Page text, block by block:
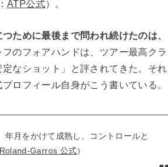
ATP公式）。
ために最後まで問われ続けたのは、
のフォアハンドは、ツアー最高クラ
なショット」と評されてきた。それ
ロフィール自身がこう書いている。
年月をかけて成熟し、コントロールと
Roland-Garros 公式）